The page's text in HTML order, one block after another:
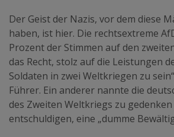
Der Geist der Nazis, vor dem diese
haben, ist hier. Die rechtsextreme
Prozent der Stimmen auf den
das Recht, stolz auf die Leistungen
Soldaten in zwei Weltkriegen zu
Führer. Ein anderer nannte die
des Zweiten Weltkriegs zu
entschuldigen, eine „dumme